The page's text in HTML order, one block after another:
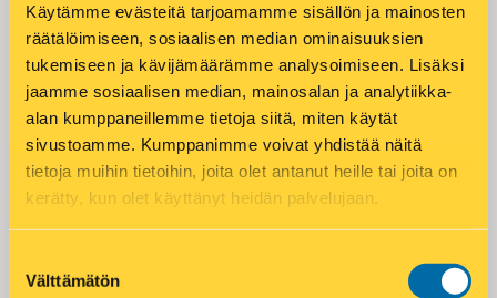
Käytämme evästeitä tarjoamamme sisällön ja mainosten
räätälöimiseen, sosiaalisen median ominaisuuksien
tukemiseen ja kävijämäärämme analysoimiseen. Lisäksi
jaamme sosiaalisen median, mainosalan ja analytiikka-
alan kumppaneillemme tietoja siitä, miten käytät
sivustoamme. Kumppanimme voivat yhdistää näitä
tietoja muihin tietoihin, joita olet antanut heille tai joita on
kerätty, kun olet käyttänyt heidän palvelujaan.
valinta
Välttämätön
Puhelin: 050-4482910
Tuotteet ja palvelut:
DHL Express palvelupiste
Hodarit
Matkahuolto pakettipiste
Paistotuotteet
Postnord pakettipiste